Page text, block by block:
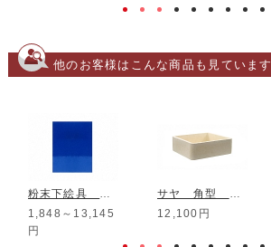
他のお客様はこんな商品も見ています
1,848～13,145
円
12,100円